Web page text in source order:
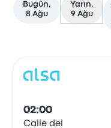
Bugün,
8 Ağu
Yarın,
9 Ağu
02:00
Calle del